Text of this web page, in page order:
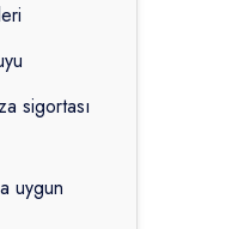
sigortası
uygun